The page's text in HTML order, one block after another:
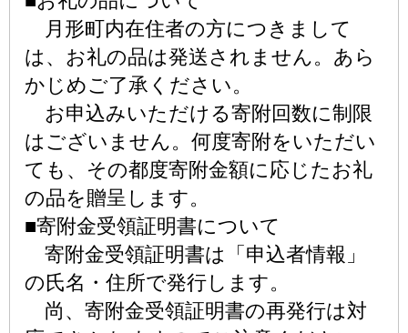
月形町内在住者の方につきまして
は、お礼の品は発送されません。あら
かじめご了承ください。
お申込みいただける寄附回数に制限
はございません。何度寄附をいただい
ても、その都度寄附金額に応じたお礼
の品を贈呈します。
■寄附金受領証明書について
寄附金受領証明書は「申込者情報」
の氏名・住所で発行します。
尚、寄附金受領証明書の再発行は対